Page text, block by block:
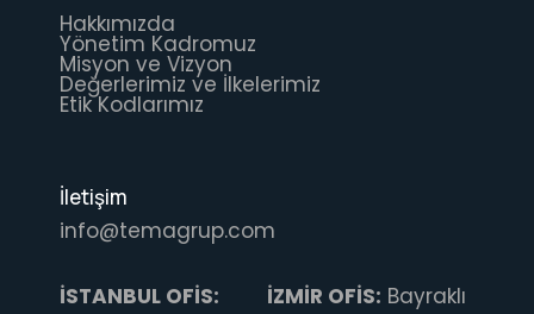
Hakkımızda
Yönetim Kadromuz
Misyon ve Vizyon
Değerlerimiz ve İlkelerimiz
Etik Kodlarımız
İletişim
info@temagrup.com
İSTANBUL OFİS:
İZMİR OFİS: Bayraklı